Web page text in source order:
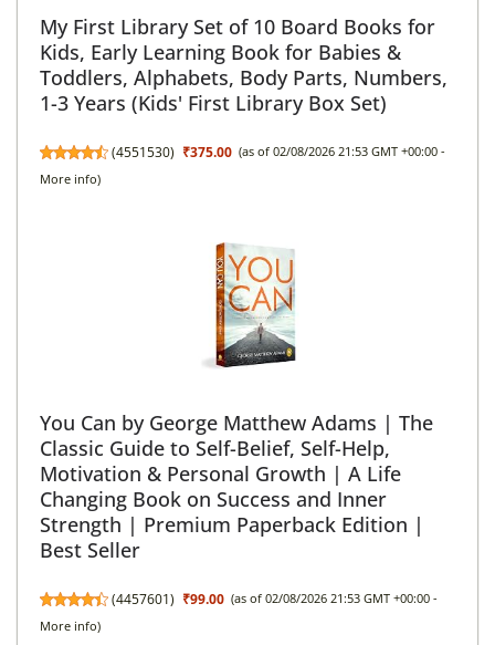
My First Library Set of 10 Board Books for
Kids, Early Learning Book for Babies &
Toddlers, Alphabets, Body Parts, Numbers,
1-3 Years (Kids' First Library Box Set)
(4551530) ₹375.00 (as of 02/08/2026 21:53 GMT +00:00 -
More info)
You Can by George Matthew Adams | The
Classic Guide to Self-Belief, Self-Help,
Motivation & Personal Growth | A Life
Changing Book on Success and Inner
Strength | Premium Paperback Edition |
Best Seller
(4457601) ₹99.00 (as of 02/08/2026 21:53 GMT +00:00 -
More info)